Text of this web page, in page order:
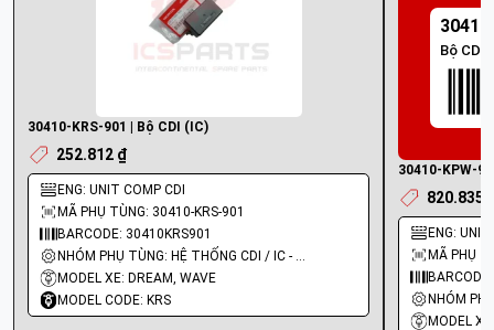
30410-KRS-901 | Bộ CDI (IC)
252.812 ₫
ENG: UNIT COMP CDI
MÃ PHỤ TÙNG: 30410-KRS-901
BARCODE: 30410KRS901
NHÓM PHỤ TÙNG: HỆ THỐNG CDI / IC - MOBIN SƯỜN
MODEL XE: DREAM, WAVE
MODEL CODE: KRS
Bộ CDI
30410-KPW-
820.835
ENG:
MÃ PHỤ
MODEL